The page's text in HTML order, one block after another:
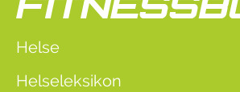
Helse
Helseleksikon